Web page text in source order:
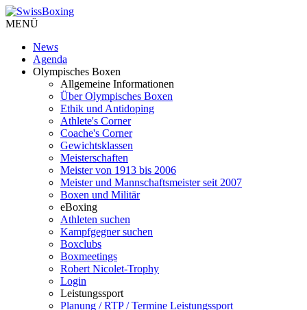
MENÜ
News
Agenda
Olympisches Boxen
Allgemeine Informationen
Über Olympisches Boxen
Ethik und Antidoping
Athlete's Corner
Coache's Corner
Gewichtsklassen
Meisterschaften
Meister von 1913 bis 2006
Meister und Mannschaftsmeister seit 2007
Boxen und Militär
eBoxing
Athleten suchen
Kampfgegner suchen
Boxclubs
Boxmeetings
Robert Nicolet-Trophy
Login
Leistungssport
Planung / RTP / Termine Leistungssport